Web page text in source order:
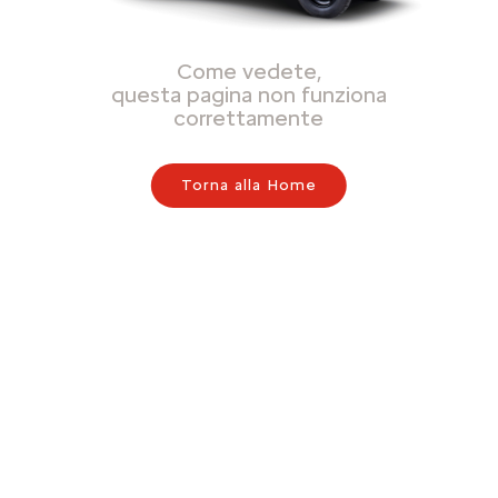
Come vedete,
questa pagina non funziona
correttamente
Torna alla Home